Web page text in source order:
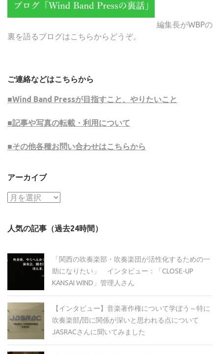
編集長がWBPの
裏を語るブログはこちらからどうぞ。
ご連絡などはこちらから
■Wind Band Pressが目指すこと、やりたいこと
■記事や写真の転載・利用について
■その他各種お問い合わせはこちらから
アーカイブ
ア
イ
人気の記事（過去24時間）
「関西の吹奏楽部・吹奏楽団が活性化するための一
助になりたい」 インタビュー：「CLOSE-UP
KANSAI WIND」管理人さん
【インタビュー】音楽著作権について学ぼう～特に
吹奏楽部/団に関係が深いと思われる点について
JASRACさんに聞いてみました